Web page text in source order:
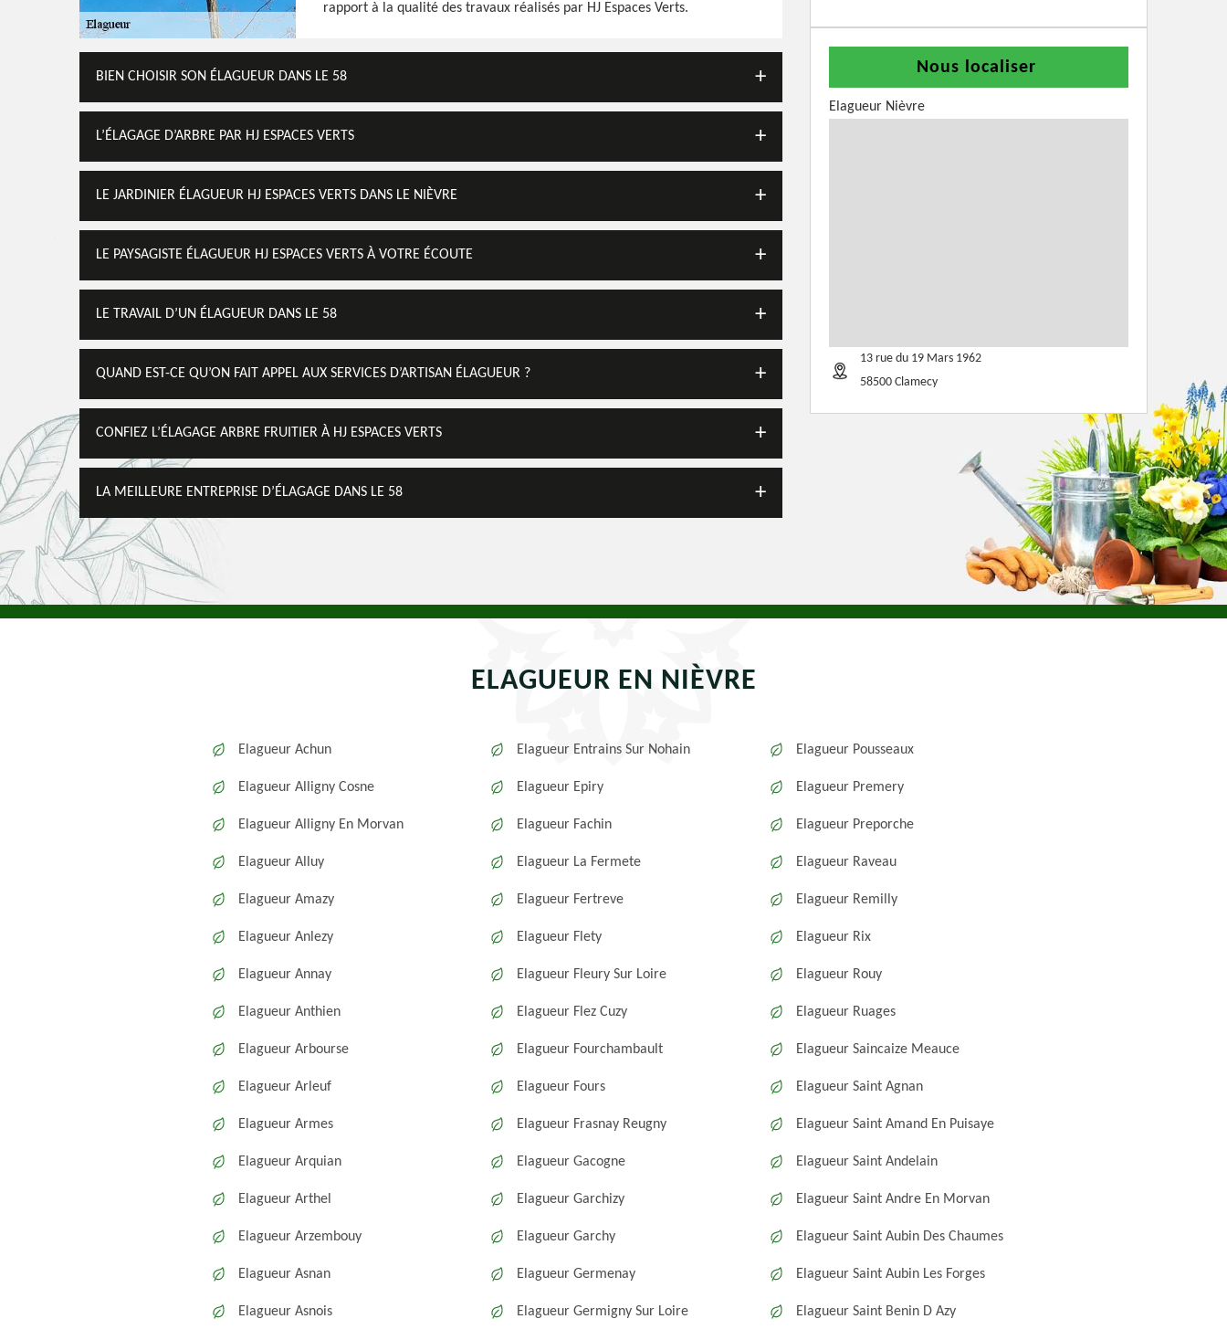
Artisan élagueur 58
Nièvre
Elagueur professionnel 58 Nièvre, HJ Espaces Verts suggère ses
services de professionnel pour s'occuper de l'élagage de vos arbres,
rapport à la qualité des travaux réalisés par HJ Espaces Verts.
BIEN CHOISIR SON ÉLAGUEUR DANS LE 58
L’ÉLAGAGE D’ARBRE PAR HJ ESPACES VERTS
LE JARDINIER ÉLAGUEUR HJ ESPACES VERTS DANS LE NIÈVRE
LE PAYSAGISTE ÉLAGUEUR HJ ESPACES VERTS À VOTRE ÉCOUTE
LE TRAVAIL D’UN ÉLAGUEUR DANS LE 58
QUAND EST-CE QU’ON FAIT APPEL AUX SERVICES D’ARTISAN ÉLAGUEUR ?
CONFIEZ L’ÉLAGAGE ARBRE FRUITIER À HJ ESPACES VERTS
LA MEILLEURE ENTREPRISE D’ÉLAGAGE DANS LE 58
Nous localiser
Elagueur Nièvre
13 rue du 19 Mars 1962
58500 Clamecy
ELAGUEUR EN NIÈVRE
Elagueur Achun
Elagueur Alligny Cosne
Elagueur Alligny En Morvan
Elagueur Alluy
Elagueur Amazy
Elagueur Anlezy
Elagueur Annay
Elagueur Anthien
Elagueur Arbourse
Elagueur Arleuf
Elagueur Armes
Elagueur Arquian
Elagueur Arthel
Elagueur Arzembouy
Elagueur Asnan
Elagueur Asnois
Elagueur Entrains Sur Nohain
Elagueur Epiry
Elagueur Fachin
Elagueur La Fermete
Elagueur Fertreve
Elagueur Flety
Elagueur Fleury Sur Loire
Elagueur Flez Cuzy
Elagueur Fourchambault
Elagueur Fours
Elagueur Frasnay Reugny
Elagueur Gacogne
Elagueur Garchizy
Elagueur Garchy
Elagueur Germenay
Elagueur Germigny Sur Loire
Elagueur Pousseaux
Elagueur Premery
Elagueur Preporche
Elagueur Raveau
Elagueur Remilly
Elagueur Rix
Elagueur Rouy
Elagueur Ruages
Elagueur Saincaize Meauce
Elagueur Saint Agnan
Elagueur Saint Amand En Puisaye
Elagueur Saint Andelain
Elagueur Saint Andre En Morvan
Elagueur Saint Aubin Des Chaumes
Elagueur Saint Aubin Les Forges
Elagueur Saint Benin D Azy